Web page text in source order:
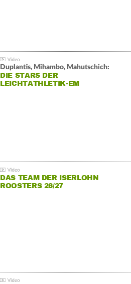
Duplantis, Mihambo, Mahutschich:
DIE STARS DER
LEICHTATHLETIK-EM
DAS TEAM DER ISERLOHN
ROOSTERS 26/27